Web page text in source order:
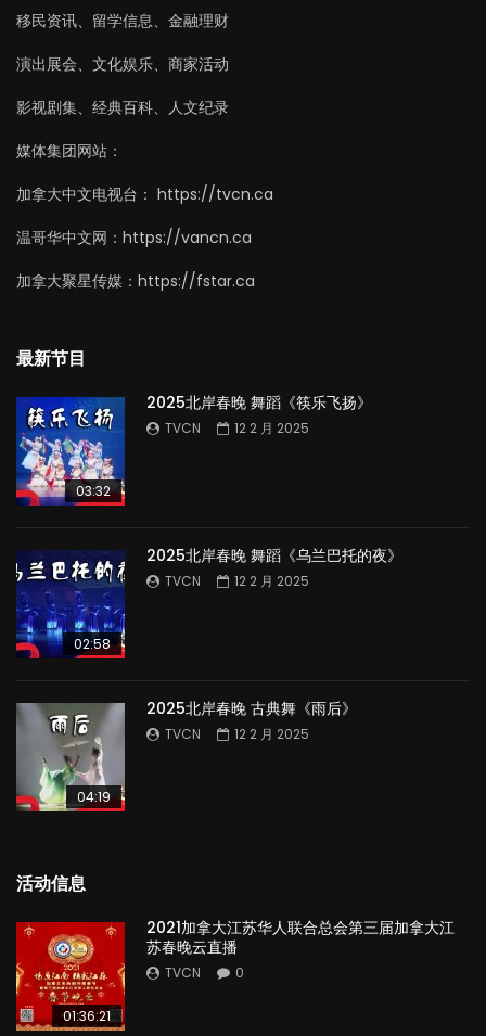
移民资讯、留学信息、金融理财
演出展会、文化娱乐、商家活动
影视剧集、经典百科、人文纪录
媒体集团网站：
加拿大中文电视台： https://tvcn.ca
温哥华中文网：https://vancn.ca
加拿大聚星传媒：https://fstar.ca
最新节目
03:32
2025北岸春晚 舞蹈《筷乐飞扬》
TVCN 12 2 月 2025
02:58
2025北岸春晚 舞蹈《乌兰巴托的夜》
TVCN 12 2 月 2025
04:19
2025北岸春晚 古典舞《雨后》
TVCN 12 2 月 2025
活动信息
01:36:21
2021加拿大江苏华人联合总会第三届加拿大江
苏春晚云直播
TVCN 0